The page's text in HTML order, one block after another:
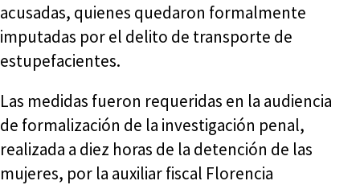
acusadas, quienes quedaron formalmente
imputadas por el delito de transporte de
estupefacientes.
Las medidas fueron requeridas en la audiencia
de formalización de la investigación penal,
realizada a diez horas de la detención de las
mujeres, por la auxiliar fiscal Florencia